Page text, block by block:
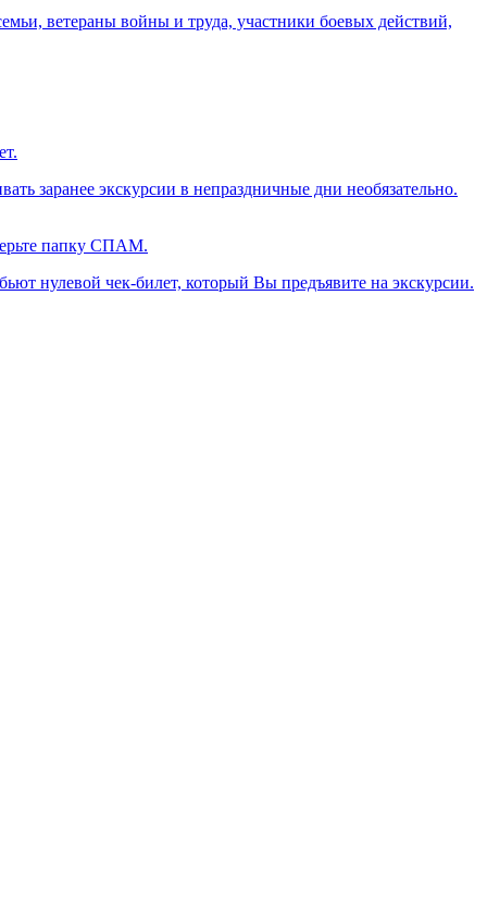
ветераны войны и труда, участники боевых действий,
заранее экскурсии в непраздничные дни необязательно.
папку СПАМ.
нулевой чек-билет, который Вы предъявите на экскурсии.